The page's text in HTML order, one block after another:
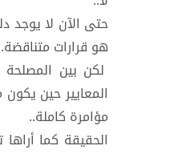
حتى الآن لا يوجد
هو قرارات
لكن بين
المعايير حين
مؤامرة كاملة..
الحقيقة كما